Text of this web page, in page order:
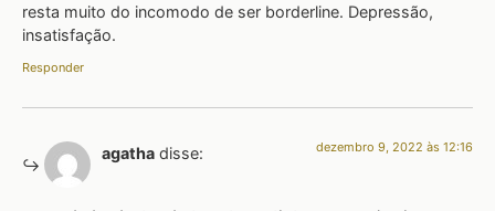
resta muito do incomodo de ser borderline. Depressão,
insatisfação.
Responder
agatha disse: dezembro 9, 2022 às 12:16